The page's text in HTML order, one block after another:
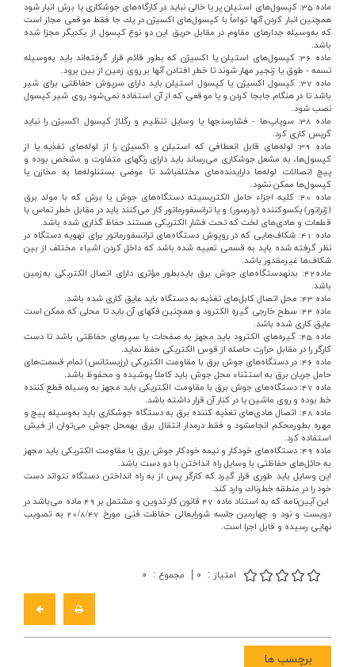
ماده‌ 35: كپسول‌هاي‌ استيلن‌ پر يا خالي‌ نبايد در كارگاه‌هاي‌ جوشكاري‌ يا برش‌ انبار شود
همچنين‌ انبار كردن‌ آنها تواماً با كپسول‌هاي‌ اكسيژن‌ در يك‌ جا فقط‌ موقعي‌ مجاز است‌
كه‌ به‌وسيله‌ جدارهاي‌ مقاوم‌ در مقابل‌ حريق‌ اين‌ دو نوع‌ كپسول‌ از يكديگر مجزا شده‌
باشد.
ماده‌ 36: كپسول‌هاي‌ استيلن‌ يا اكسيژن‌ كه‌ بطور قائم‌ قرار گرفته‌اند بايد به‌وسيله‌
تسمه‌ - طوق‌ يا زنجير مهار شوند تا خطر افتادن‌ آنها بر روي‌ زمين‌ از بين‌ برود.
ماده‌ 37: كپسول‌ اكسيژن‌ يا كپسول‌ استيلن‌ بايد داراي‌ سرپوش‌ حفاظتي‌ براي‌ شير
باشد تا در هنگام‌ جابجا كردن‌ و يا موقعي‌ كه‌ از آن‌ استفاده‌ نمي‌شود روي‌ شير كپسول‌
نصب‌ شود.
ماده‌ 38: سوپاپ‌ها - فشارسنجها يا وسايل‌ تنظيم‌ و رگلاژ كپسول‌ اكسيژن‌ را نبايد
گريس‌ كاري‌ كرد.
ماده‌ 39: لوله‌هاي‌ قابل‌ انعطافي‌ كه‌ استيلن‌ و اكسيژن‌ را از لوله‌هاي‌ تغذيه‌ يا از
كپسول‌ها، به‌ مشعل‌ جوشكاري‌ مي‌رساند بايد داراي‌ رنگهاي‌ متفاوت‌ و مشخص‌ بوده‌ و
پيچ‌ اتصالات‌ لوله‌ها داراي‎دنده‌هاي‌ مختلف‎باشد تا عوضي‌ بستن‎لوله‌ها به‌ مخازن‌ يا
كپسول‌ها ممكن‌ نشود.
ماده‌ 40: كليه‌ اجزاء حامل‌ الكتريسيته‌ دستگاه‌هاي‌ جوش‌ يا برش‌ كه‌ با مولد برق‌
(ژنراتور) يكسوكننده‌ (ردرسور) و يا ترانسفورماتور كار مي‌كنند بايد در مقابل‌ خطر تماس‌ با
قطعات‌ و هادي‌هاي‌ لخت‌ كه‌ تحت‌ فشار الكتريكي‌ هستند حفاظ‌ گذاري‌ شده‌ باشد.
ماده‌ 41: شكاف‌هايي‌ كه‌ در روپوش‌ دستگاه‌هاي‌ ترانسفورماتور براي‌ تهويه‌ دستگاه‌ در
نظر گرفته‌ شده‌ بايد به‌ قسمي‌ تعبيه‌ شده‌ باشد كه‌ داخل‌ كردن‌ اشياء مختلف‌ از بين‌
شكاف‌ها غيرمقدور باشد.
ماده‌42: بدنه‎دستگاه‌هاي‌ جوش‌ برق‌ بايدبطور مؤثري‌ داراي‌ اتصال‌ الكتريكي‌ به‌‎زمين‌
باشد.
ماده‌ 43: محل‌ اتصال‌ كابل‌هاي‌ تغذيه‌ به‌ دستگاه‌ بايد عايق‌ كاري‌ شده‌ باشد.
ماده‌ 44: سطح‌ خارجي‌ گيره‌ الكترود و همچنين‌ فكهاي‌ آن‌ بايد تا محلي‌ كه‌ ممكن‌ است‌
عايق‌ كاري‌ شده‌ باشد.
ماده‌ 45: گيره‌هاي‌ الكترود بايد مجهز به‌ صفحات‌ يا سپرهاي‌ حفاظتي‌ باشد تا دست‌
كارگر را در مقابل‌ حرارت‌ حاصله‌ از قوس‌ الكتريكي‌ حفظ‌ نمايد.
ماده‌ 46: در دستگاه‌هاي‌ جوش‌ برق‌ با مقاومت‌ الكتريكي‌ (رزيستانس‌) تمام‌ قسمت‌هاي‌
حامل‌ جريان‌ برق‌ به‌ استثناء محل‌ جوش‌ بايد كاملاً پوشيده‌ و محفوظ‌ باشد.
ماده‌ 47: دستگاه‌هاي‌ جوش‌ برق‌ با مقاومت‌ الكتريكي‌ بايد مجهز به‌ وسيله‌ قطع‌ كننده‌
خط‌ بوده‌ و روي‌ ماشين‌ يا در كنار آن‌ قرار داشته‌ باشد.
ماده‌ 48: اتصال‌ هادي‌هاي‌ تغذيه‌ كننده‌ برق‌ به‌ دستگاه‌ جوشكاري‌ بايد به‌وسيله‌ پيچ‌ و
مهره‌ بطورمحكم‌ انجام‎شود و فقط‌ درمدار انتقال‌ برق‌ به‎محل‌ جوش‌ مي‌توان‌ از فيش‌
استفاده‌ كرد.
ماده‌ 49: دستگاه‌هاي‌ خودكار و نيمه‌ خودكار جوش‌ برق‌ با مقاومت‌ الكتريكي‌ بايد مجهز
به‌ حائل‌هاي‌ حفاظتي‌ با وسايل‌ راه‌ انداختن‌ با دو دست‌ باشد.
اين‌ وسايل‌ بايد طوري‌ قرار گيرد كه‌ كارگر پس‌ از به‌ راه‌ انداختن‌ دستگاه‌ نتواند دست‌
خود را در منطقه‌ خطرناك‌ وارد كند.
اين‌ آيين‌نامه‌ كه‌ به‌ استناد ماده‌ 47قانون‌ كار تدوين‌ و مشتمل‌ بر 49 ماده‌ مي‌باشد در
دويست‌ و نود و چهارمين‌ جلسه‌ شورايعالي‌ حفاظت‌ فني‌ مورخ‌ 20/8/47 به‌ تصويب‌
نهايي‌ رسيده‌ و قابل‌ اجرا است‌.
امتیاز : ۰ مجموع : ۰
برچسب ها